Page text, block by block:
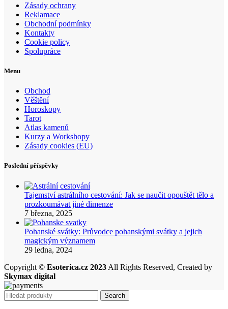
Zásady ochrany
Reklamace
Obchodní podmínky
Kontakty
Cookie policy
Spolupráce
Menu
Obchod
Věštění
Horoskopy
Tarot
Atlas kamenů
Kurzy a Workshopy
Zásady cookies (EU)
Poslední příspěvky
Tajemství astrálního cestování: Jak se naučit opouštět tělo a
prozkoumávat jiné dimenze
7 března, 2025
Pohanské svátky: Průvodce pohanskými svátky a jejich
magickým významem
29 ledna, 2024
Copyright © Esoterica.cz 2023 All Rights Reserved, Created by
Skymax digital
Search